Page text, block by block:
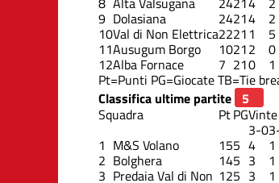
9 Dolasiana 24214 2
10Val di Non Elettrica2221 1 5
11Ausugum Borgo 10212 0
12Alba Fornace 7 210 1
Pt=Punti PG=GiocateTB=Tie
Classifica ultime partite
Squadra
PtPGVinte
3-0
1 M&S Volano 155 4 1
2 Bolghera 145 3 1
3 Predaia Val di Non 125 3 1